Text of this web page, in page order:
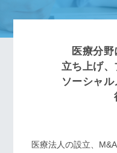
医療分
立ち上げ、
ソーシャ
医療法人の設立、